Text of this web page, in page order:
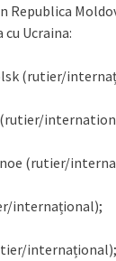
Republica
Ucraina:
(rutier/
(rutier/
(rutier/
internațional);
internațional);